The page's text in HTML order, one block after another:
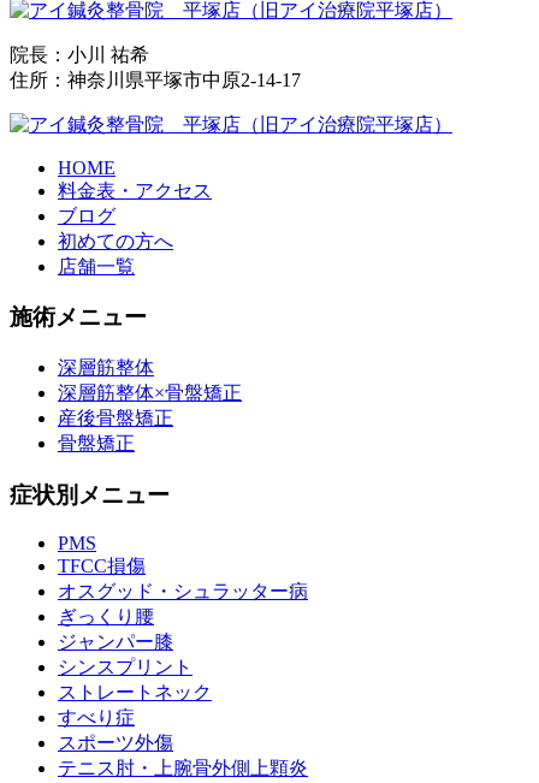
院長：小川 祐希
住所：神奈川県平塚市中原2-14-17
HOME
料金表・アクセス
ブログ
初めての方へ
店舗一覧
施術メニュー
深層筋整体
深層筋整体×骨盤矯正
産後骨盤矯正
骨盤矯正
症状別メニュー
PMS
TFCC損傷
オスグッド・シュラッター病
ぎっくり腰
ジャンパー膝
シンスプリント
ストレートネック
すべり症
スポーツ外傷
テニス肘・上腕骨外側上顆炎